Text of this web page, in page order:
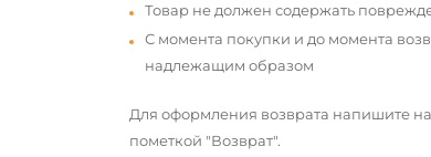
Товар не должен содержать
С момента покупки и до момента
надлежащим образом
Для оформления возврата напишите
пометкой "Возврат".